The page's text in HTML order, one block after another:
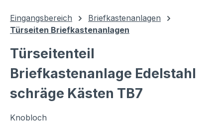
Eingangsbereich
Briefkastenanlagen
Türseiten Briefkastenanlagen
Türseitenteil
Briefkastenanlage Edelstahl
schräge Kästen TB7
Knobloch